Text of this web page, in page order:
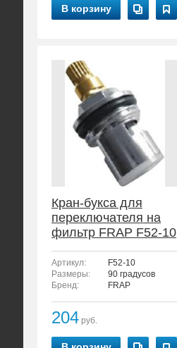
В корзину
Кран-букса для
переключателя на
фильтр FRAP F52-10
Артикул:
F52-10
Размеры:
90 градусов
Бренд:
FRAP
204 руб.